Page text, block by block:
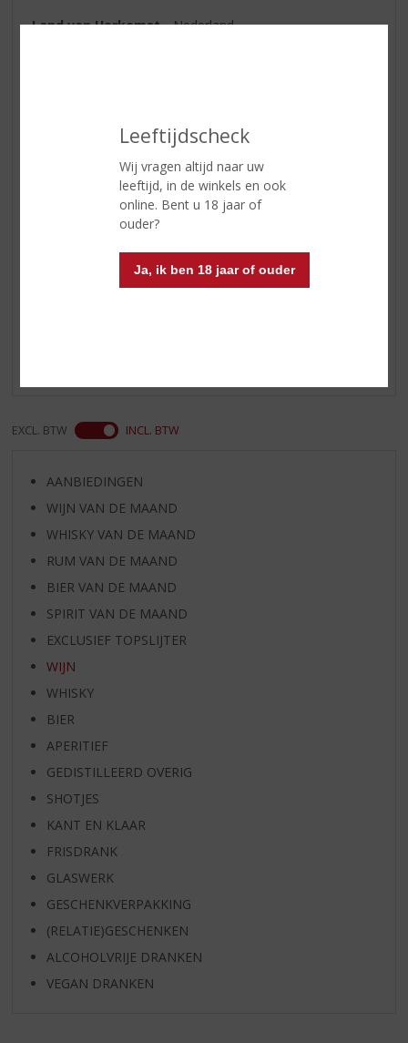
Leeftijdscheck
Wij vragen altijd naar uw
leeftijd, in de winkels en ook
online. Bent u 18 jaar of
ouder?
Ja, ik ben 18 jaar of ouder
Land van Herkomst
Nederland
Fris & Droog
fris-fruitige wijn. lichte kruidig.
geur en smaak van tropisch fruit,
Reviews
EXCL. BTW INCL. BTW
AANBIEDINGEN
WIJN VAN DE MAAND
WHISKY VAN DE MAAND
RUM VAN DE MAAND
BIER VAN DE MAAND
SPIRIT VAN DE MAAND
EXCLUSIEF TOPSLIJTER
WIJN
WHISKY
BIER
APERITIEF
GEDISTILLEERD OVERIG
SHOTJES
KANT EN KLAAR
FRISDRANK
GLASWERK
GESCHENKVERPAKKING
(RELATIE)GESCHENKEN
ALCOHOLVRIJE DRANKEN
VEGAN DRANKEN